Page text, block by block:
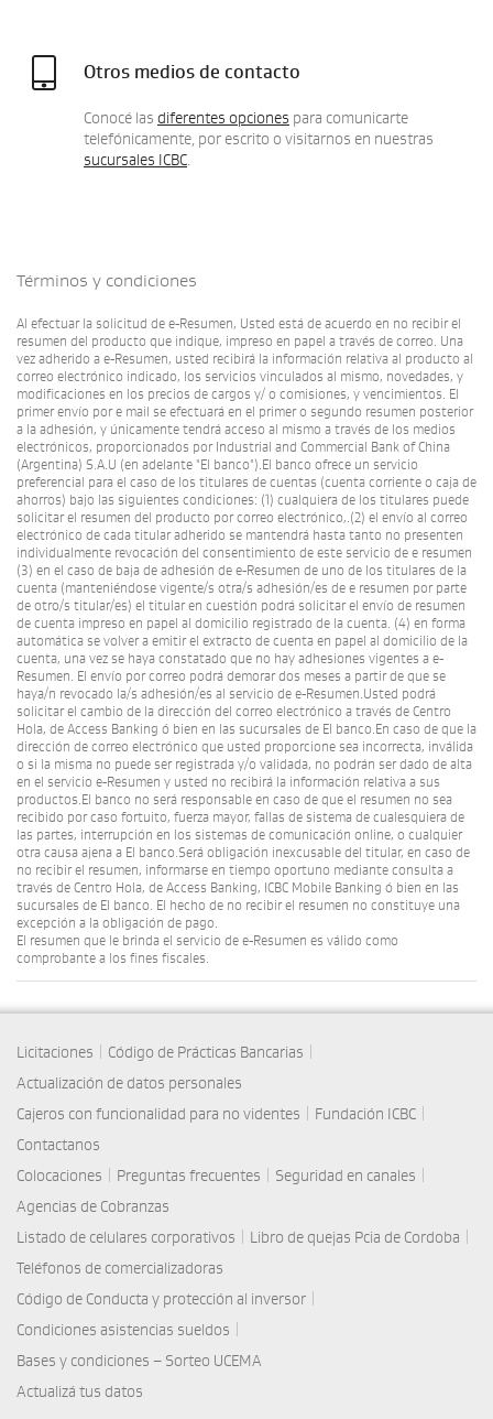
Otros medios de contacto
Conocé las diferentes opciones para comunicarte
telefónicamente, por escrito o visitarnos en nuestras
sucursales ICBC
Términos y condiciones
Al efectuar la solicitud de e-Resumen, Usted está de acuerdo en no recibir el
resumen del producto que indique, impreso en papel a través de correo. Una
vez adherido a e-Resumen, usted recibirá la información relativa al producto al
correo electrónico indicado, los servicios vinculados al mismo, novedades, y
modificaciones en los precios de cargos y/ o comisiones, y vencimientos. El
primer envío por e mail se efectuará en el primer o segundo resumen posterior
a la adhesión, y únicamente tendrá acceso al mismo a través de los medios
electrónicos, proporcionados por Industrial and Commercial Bank of China
(Argentina) S.A.U (en adelante "El banco").El banco ofrece un servicio
preferencial para el caso de los titulares de cuentas (cuenta corriente o caja de
ahorros) bajo las siguientes condiciones: (1) cualquiera de los titulares puede
solicitar el resumen del producto por correo electrónico,.(2) el envío al correo
electrónico de cada titular adherido se mantendrá hasta tanto no presenten
individualmente revocación del consentimiento de este servicio de e resumen
(3) en el caso de baja de adhesión de e-Resumen de uno de los titulares de la
cuenta (manteniéndose vigente/s otra/s adhesión/es de e resumen por parte
de otro/s titular/es) el titular en cuestión podrá solicitar el envío de resumen
de cuenta impreso en papel al domicilio registrado de la cuenta. (4) en forma
automática se volver a emitir el extracto de cuenta en papel al domicilio de la
cuenta, una vez se haya constatado que no hay adhesiones vigentes a e-
Resumen. El envío por correo podrá demorar dos meses a partir de que se
haya/n revocado la/s adhesión/es al servicio de e-Resumen.Usted podrá
solicitar el cambio de la dirección del correo electrónico a través de Centro
Hola, de Access Banking ó bien en las sucursales de El banco.En caso de que la
dirección de correo electrónico que usted proporcione sea incorrecta, inválida
o si la misma no puede ser registrada y/o validada, no podrán ser dado de alta
en el servicio e-Resumen y usted no recibirá la información relativa a sus
productos.El banco no será responsable en caso de que el resumen no sea
recibido por caso fortuito, fuerza mayor, fallas de sistema de cualesquiera de
las partes, interrupción en los sistemas de comunicación online, o cualquier
otra causa ajena a El banco.Será obligación inexcusable del titular, en caso de
no recibir el resumen, informarse en tiempo oportuno mediante consulta a
través de Centro Hola, de Access Banking, ICBC Mobile Banking ó bien en las
sucursales de El banco. El hecho de no recibir el resumen no constituye una
excepción a la obligación de pago.
El resumen que le brinda el servicio de e-Resumen es válido como
comprobante a los fines fiscales.
Licitaciones Código de Prácticas Bancarias
Actualización de datos personales
Cajeros con funcionalidad para no videntes
Fundación ICBC
Contactanos
Colocaciones
Preguntas frecuentes Seguridad en canales
Agencias de Cobranzas
Listado de celulares corporativos
Libro de quejas Pcia de Cordoba
Teléfonos de comercializadoras
Código de Conducta y protección al inversor
Condiciones asistencias sueldos
Bases y condiciones – Sorteo UCEMA
Actualizá tus datos